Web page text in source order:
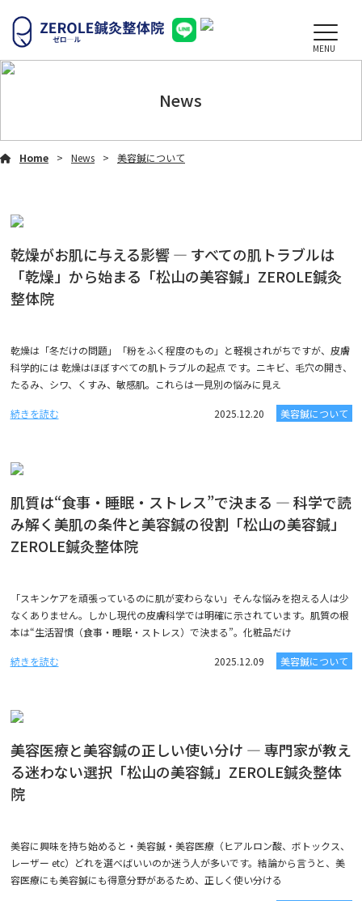
MENU
News
Home News 美容鍼について
乾燥がお肌に与える影響 ― すべての肌トラブルは
「乾燥」から始まる「松山の美容鍼」ZEROLE鍼灸
整体院
乾燥は「冬だけの問題」「粉をふく程度のもの」と軽視されがちですが、皮膚
科学的には 乾燥はほぼすべての肌トラブルの起点 です。ニキビ、毛穴の開き、
たるみ、シワ、くすみ、敏感肌。これらは一見別の悩みに見え
続きを読む 2025.12.20 美容鍼について
肌質は“食事・睡眠・ストレス”で決まる ― 科学で読
み解く美肌の条件と美容鍼の役割「松山の美容鍼」
ZEROLE鍼灸整体院
「スキンケアを頑張っているのに肌が変わらない」そんな悩みを抱える人は少
なくありません。しかし現代の皮膚科学では明確に示されています。肌質の根
本は“生活習慣（食事・睡眠・ストレス）で決まる”。化粧品だけ
続きを読む 2025.12.09 美容鍼について
美容医療と美容鍼の正しい使い分け ― 専門家が教え
る迷わない選択「松山の美容鍼」ZEROLE鍼灸整体
院
美容に興味を持ち始めると・美容鍼・美容医療（ヒアルロン酸、ボトックス、
レーザー etc）どれを選べばいいのか迷う人が多いです。結論から言うと、美
容医療にも美容鍼にも得意分野があるため、正しく使い分ける